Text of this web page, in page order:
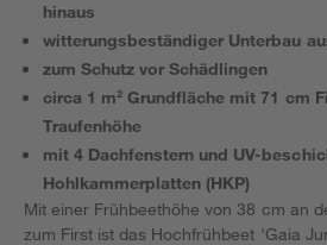
hinaus
witterungsbeständiger Unterbau
zum Schutz vor Schädlingen
circa 1 m² Grundfläche mit 71 cm
Traufenhöhe
mit 4 Dachfenstern und UV-
Hohlkammerplatten (HKP)
Mit einer Frühbeethöhe von 38 cm an
zum First ist das Hochfrühbeet 'Gaia